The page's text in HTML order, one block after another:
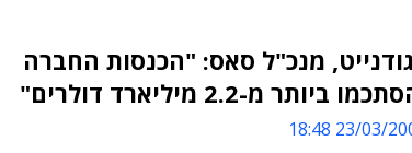
מנכ"ל סאס: "הכנסות החברה
23/03/2009